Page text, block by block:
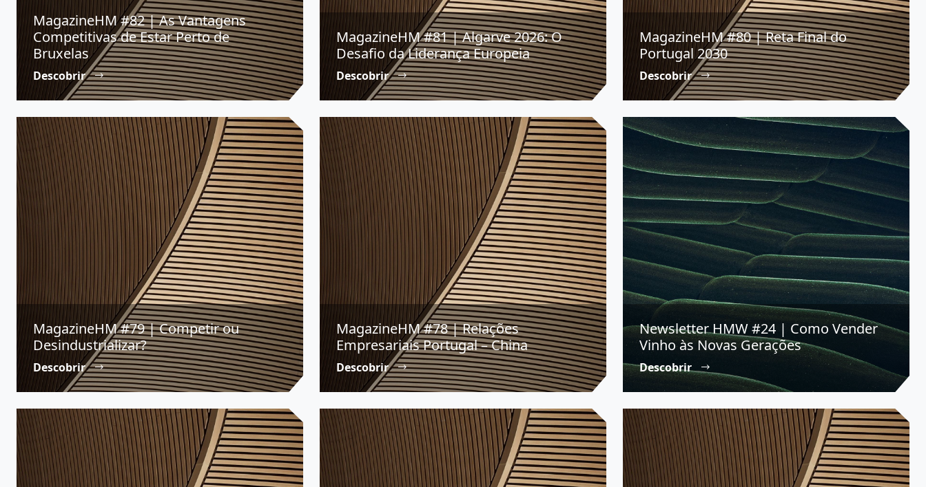
MagazineHM #82 | As Vantagens
Competitivas de Estar Perto de
Bruxelas
Descobrir
MagazineHM #81 | Algarve 2026: O
Desafio da Liderança Europeia
Descobrir
MagazineHM #80 | Reta Final do
Portugal 2030
Descobrir
MagazineHM #79 | Competir ou
Desindustrializar?
Descobrir
MagazineHM #78 | Relações
Empresariais Portugal – China
Descobrir
Newsletter HMW #24 | Como Vender
Vinho às Novas Gerações
Descobrir